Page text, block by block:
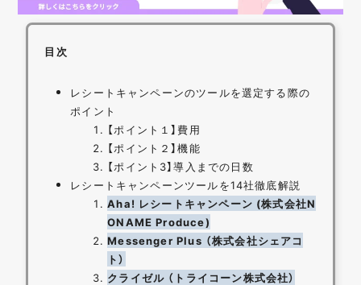
目次
レシートキャンペーンのツールを選定する際の
ポイント
【ポイント１】費用
【ポイント２】機能
【ポイント3】導入までの日数
レシートキャンペーンツールを14社徹底解説
Aha! レシートキャンペーン (株式会社N
ONAME Produce)
Messenger Plus （株式会社シェアコ
ト）
クライゼル （トライコーン株式会社）